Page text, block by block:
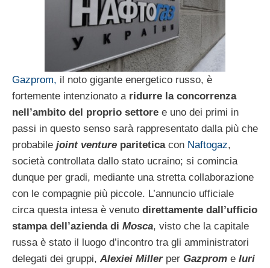
Gazprom, il noto gigante energetico russo, è
fortemente intenzionato a ridurre la concorrenza
nell’ambito del proprio settore e uno dei primi in
passi in questo senso sarà rappresentato dalla più che
probabile joint venture pariteticacon Naftogaz,
società controllata dallo stato ucraino; si comincia
dunque per gradi, mediante una stretta collaborazione
con le compagnie più piccole. L’annuncio ufficiale
circa questa intesa è venuto direttamente dall’ufficio
stampa dell’azienda di Mosca, visto che la capitale
russa è stato il luogo d’incontro tra gli amministratori
delegati dei gruppi, Alexiei Millerper Gazprom e Iuri